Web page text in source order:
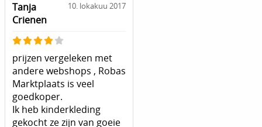
Tanja
Crienen
10. lokakuu 2017
prijzen vergeleken met
andere webshops , Robas
Marktplaats is veel
goedkoper.
Ik heb kinderkleding
gekocht ze zijn van goeie